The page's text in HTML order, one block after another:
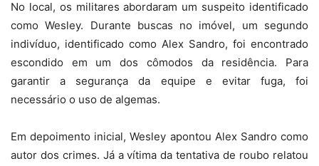
No local, os militares abordaram um suspeito identificado
como Wesley. Durante buscas no imóvel, um segundo
indivíduo, identificado como Alex Sandro, foi encontrado
escondido em um dos cômodos da residência. Para
garantir a segurança da equipe e evitar fuga, foi
necessário o uso de algemas.
Em depoimento inicial, Wesley apontou Alex Sandro como
autor dos crimes. Já a vítima da tentativa de roubo relatou